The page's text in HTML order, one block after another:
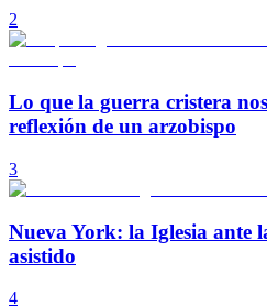
2
Lo que la guerra cristera
reflexión de un arzobispo
3
Nueva York: la Iglesia ante
asistido
4